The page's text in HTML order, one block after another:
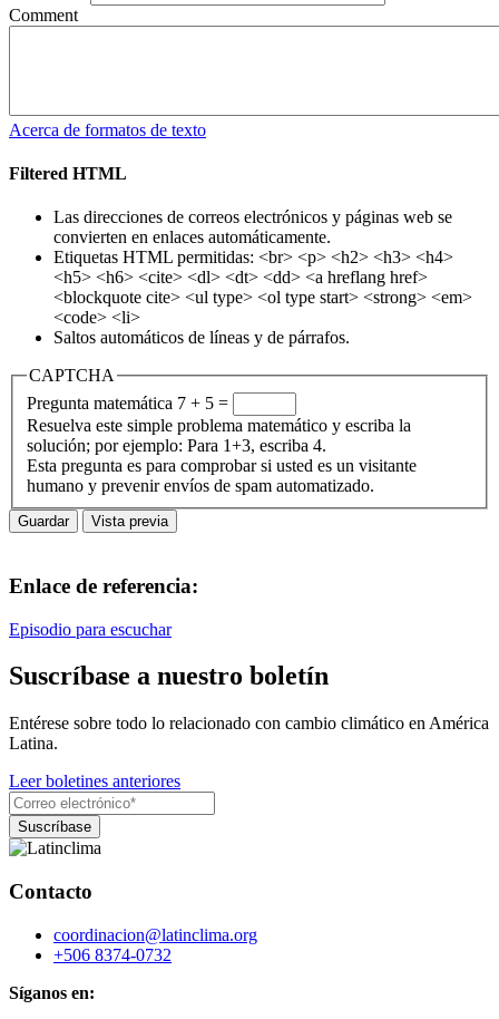
Comment
Acerca de formatos de texto
Filtered HTML
Las direcciones de correos electrónicos y páginas web se
convierten en enlaces automáticamente.
Etiquetas HTML permitidas: <br> <p> <h2> <h3> <h4>
<h5> <h6> <cite> <dl> <dt> <dd> <a hreflang href>
<blockquote cite> <ul type> <ol type start> <strong> <em>
<code> <li>
Saltos automáticos de líneas y de párrafos.
CAPTCHA
Pregunta matemática 7 + 5 =
Resuelva este simple problema matemático y escriba la
solución; por ejemplo: Para 1+3, escriba 4.
Esta pregunta es para comprobar si usted es un visitante
humano y prevenir envíos de spam automatizado.
Enlace de referencia:
Episodio para escuchar
Suscríbase a nuestro boletín
Entérese sobre todo lo relacionado con cambio climático en América
Latina.
Leer boletines anteriores
Contacto
coordinacion@latinclima.org
+506 8374-0732
Síganos en: